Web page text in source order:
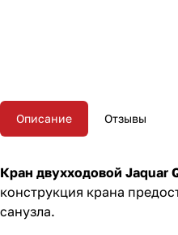
Описание Отзывы
Кран двухходовой Jaquar
конструкция крана
санузла.